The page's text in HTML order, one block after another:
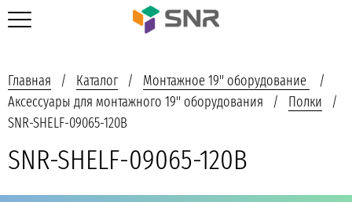
Главная Каталог
Монтажное 19'' оборудование
Аксессуары для монтажного 19'' оборудования
Полки
SNR-SHELF-09065-120B
SNR-SHELF-09065-120B